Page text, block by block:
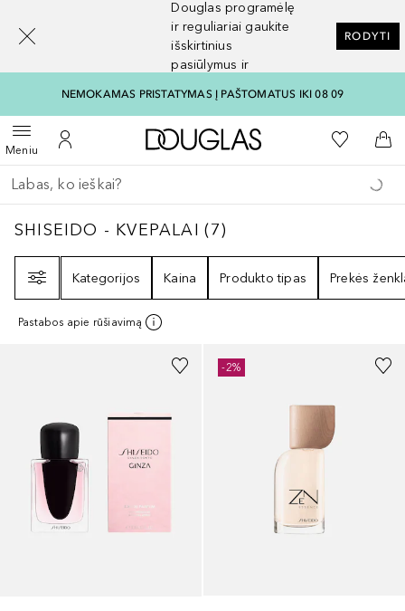
Douglas programėlę
ir reguliariai gaukite
išskirtinius
pasiūlymus ir
RODYTI
NEMOKAMAS PRISTATYMAS Į PAŠTOMATUS IKI 08 09
MeniuAtidaryti meniuĮ mano paskyrą
Į Douglas pagrindinį
Į mano
Į
Grįžk atgal
Vykdykite paiešką
SHISEIDO - KVEPALAI7
SHISEIDO - KVEPALAI (7)
Kategorijos
Kaina Produkto tipas Prekės
Pastabos apie rūšiavimą
-2%
[navigation.slideout.screenreader]